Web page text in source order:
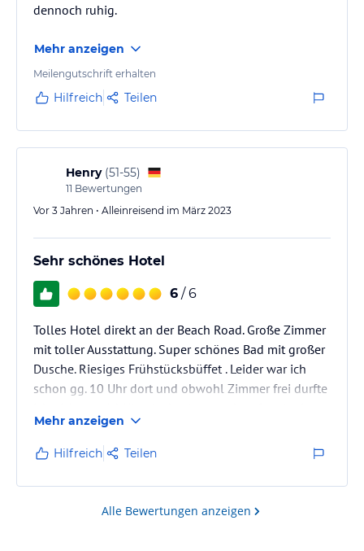
dennoch ruhig.
Mehr anzeigen
Meilengutschrift erhalten
Hilfreich Teilen
Henry (51-55)
11 Bewertungen
Vor 3 Jahren • Alleinreisend im März 2023
Sehr schönes Hotel
6 / 6
Tolles Hotel direkt an der Beach Road. Große Zimmer
mit toller Ausstattung. Super schönes Bad mit großer
Dusche. Riesiges Frühstücksbüffet . Leider war ich
schon gg. 10 Uhr dort und obwohl Zimmer frei durfte
Nachfrage nicht. Das sollte man überdenken.
Mehr anzeigen
Hilfreich Teilen
Alle Bewertungen anzeigen